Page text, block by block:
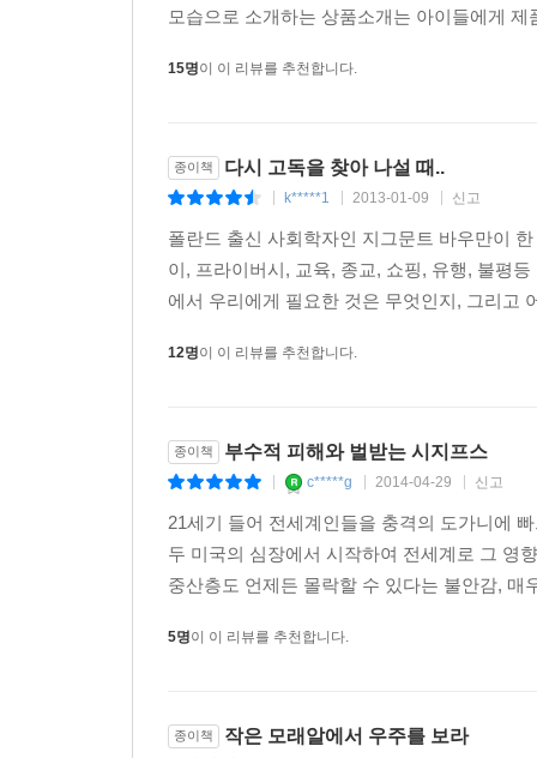
모습으로 소개하는 상품소개는 아이들에게
15명이 이 리뷰를 추천합니다.
종이책 다시 고독을 찾아 나설 때..
k*****1 2013-01-09 신고
폴란드 출신 사회학자인 지그문트 바우만이
이, 프라이버시, 교육, 종교, 쇼핑, 유행, 불평
에서 우리에게 필요한 것은 무엇인지, 그리고
12명이 이 리뷰를 추천합니다.
종이책 부수적 피해와 벌받는 시지프스
c*****g 2014-04-29 신고
21세기 들어 전세계인들을 충격의 도가니에
두 미국의 심장에서 시작하여 전세계로 그 영
중산층도 언제든 몰락할 수 있다는 불안감,
5명이 이 리뷰를 추천합니다.
종이책 작은 모래알에서 우주를 보라